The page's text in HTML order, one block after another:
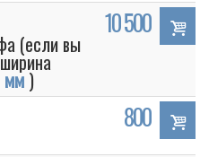
(если вы
мм )
10 500
800